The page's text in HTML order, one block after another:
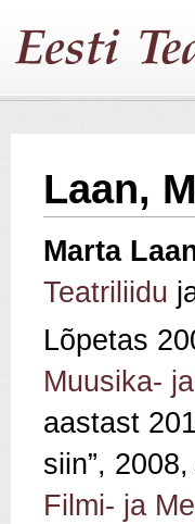
Laan,
Marta
Teatriliidu
Lõpetas
Muusika-
aastast
siin”,
Filmi- ja